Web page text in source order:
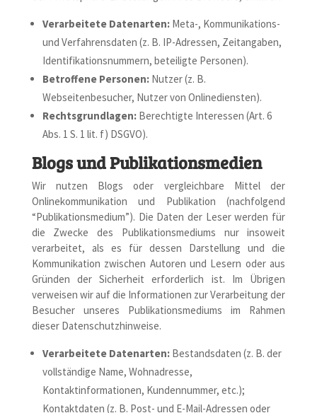
Verarbeitete Datenarten:Meta-, Kommunikations-
und Verfahrensdaten (z. B. IP-Adressen, Zeitangaben,
Identifikationsnummern, beteiligte Personen).
Betroffene Personen:Nutzer (z. B.
Webseitenbesucher, Nutzer von Onlinediensten).
Rechtsgrundlagen:Berechtigte Interessen (Art. 6
Abs. 1 S. 1 lit. f) DSGVO).
Blogs und Publikationsmedien
Wir nutzen Blogs oder vergleichbare Mittel der
Onlinekommunikation und Publikation (nachfolgend
“Publikationsmedium”). Die Daten der Leser werden für
die Zwecke des Publikationsmediums nur insoweit
verarbeitet, als es für dessen Darstellung und die
Kommunikation zwischen Autoren und Lesern oder aus
Gründen der Sicherheit erforderlich ist. Im Übrigen
verweisen wir auf die Informationen zur Verarbeitung der
Besucher unseres Publikationsmediums im Rahmen
dieser Datenschutzhinweise.
Verarbeitete Datenarten:Bestandsdaten (z. B. der
vollständige Name, Wohnadresse,
Kontaktinformationen, Kundennummer, etc.);
Kontaktdaten (z. B. Post- und E-Mail-Adressen oder